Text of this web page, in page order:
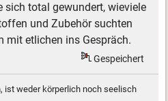
sich total gewundert, wieviele
und Zubehör suchten
mit etlichen ins Gespräch.
Gespeichert
ist weder körperlich noch seelisch